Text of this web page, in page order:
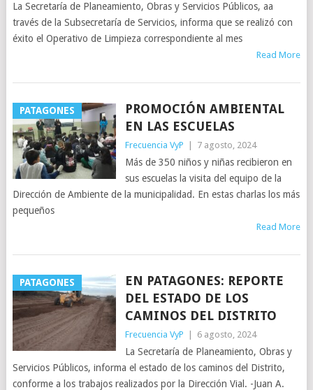
La Secretaría de Planeamiento, Obras y Servicios Públicos, aa
través de la Subsecretaría de Servicios, informa que se realizó con
éxito el Operativo de Limpieza correspondiente al mes
Read More
PATAGONES
PROMOCIÓN AMBIENTAL
EN LAS ESCUELAS
Frecuencia VyP 7 agosto, 2024
Más de 350 niños y niñas recibieron en
sus escuelas la visita del equipo de la
Dirección de Ambiente de la municipalidad. En estas charlas los más
pequeños
Read More
PATAGONES
EN PATAGONES: REPORTE
DEL ESTADO DE LOS
CAMINOS DEL DISTRITO
Frecuencia VyP 6 agosto, 2024
La Secretaría de Planeamiento, Obras y
Servicios Públicos, informa el estado de los caminos del Distrito,
conforme a los trabajos realizados por la Dirección Vial. -Juan A.